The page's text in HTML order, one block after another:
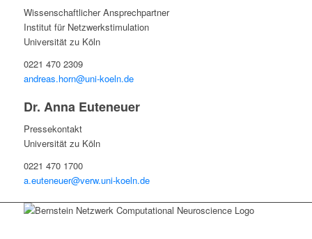
Wissenschaftlicher Ansprechpartner
Institut für Netzwerkstimulation
Universität zu Köln
0221 470 2309
andreas.horn@uni-koeln.de
Dr. Anna Euteneuer
Pressekontakt
Universität zu Köln
0221 470 1700
a.euteneuer@verw.uni-koeln.de